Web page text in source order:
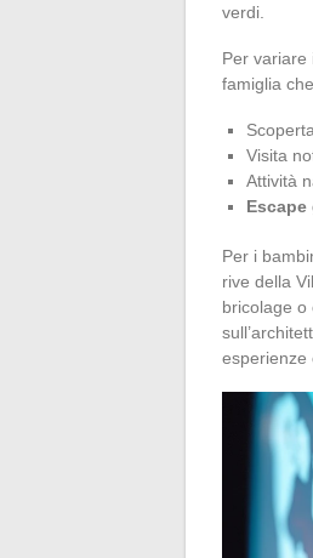
verdi.
Per variare
famiglia
Visita
Attività
Escape
Per i
rive della
bricolage o
esperienze